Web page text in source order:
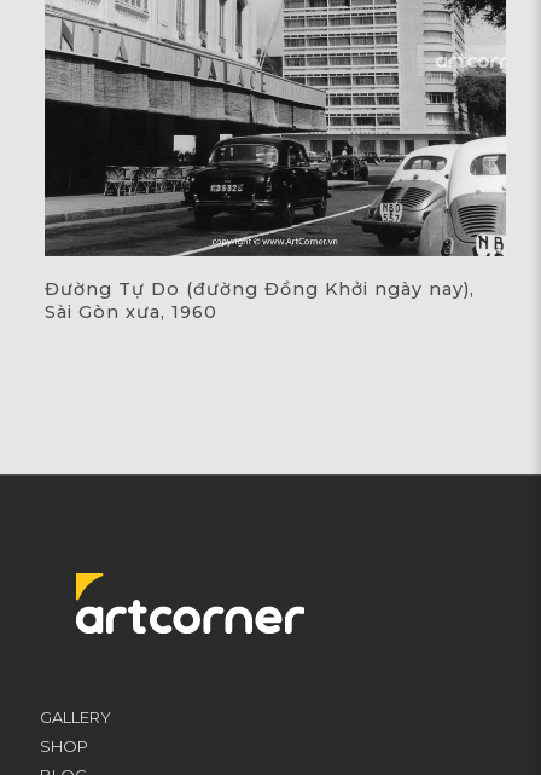
Đường Tự Do (đường Đồng Khởi ngày nay),
Sài Gòn xưa, 1960
GALLERY
SHOP